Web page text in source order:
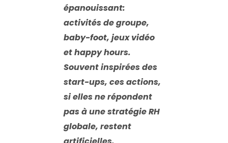
épanouissant:
activités de groupe,
baby-foot, jeux vidéo
et happy hours.
Souvent inspirées des
start-ups, ces actions,
si elles ne répondent
pas à une stratégie RH
globale, restent